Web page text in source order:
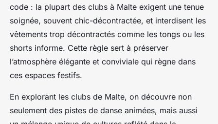
code : la plupart des clubs à Malte exigent une tenue
soignée, souvent chic-décontractée, et interdisent les
vêtements trop décontractés comme les tongs ou les
shorts informe. Cette règle sert à préserver
l’atmosphère élégante et conviviale qui règne dans
ces espaces festifs.
En explorant les clubs de Malte, on découvre non
seulement des pistes de danse animées, mais aussi